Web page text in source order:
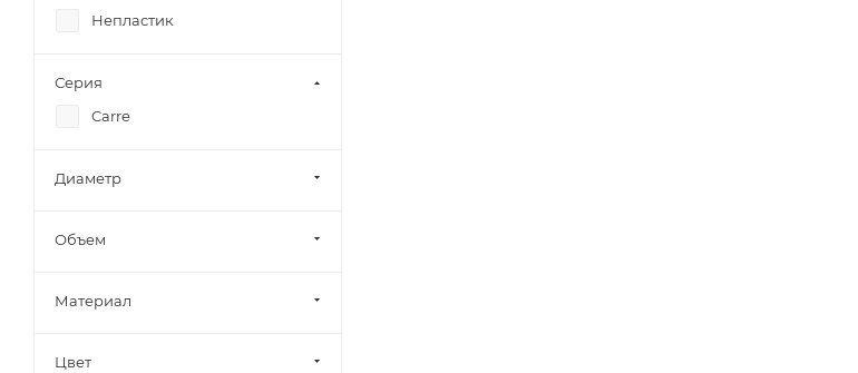
Непластик
Серия
Carre
Диаметр
Объем
Материал
Цвет